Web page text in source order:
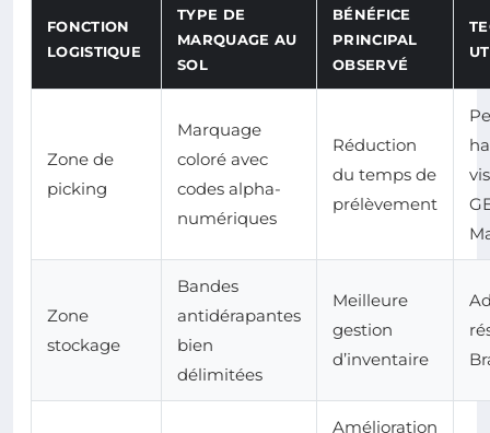
FONCTION
LOGISTIQUE
TYPE DE
MARQUAGE AU
SOL
BÉNÉFICE
PRINCIPAL
OBSERVÉ
Zone de
picking
Marquage
coloré avec
codes alpha-
numériques
Réduction
du temps de
prélèvement
Zone
stockage
Bandes
antidérapantes
bien
délimitées
Meilleure
gestion
d’inventaire
Amélioration